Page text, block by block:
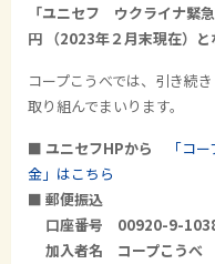
「ユニセフ ウクライナ
円 （2023年２月末現在）と
コープこうべでは、引き続
取り組んでまいります。
■ ユニセフHPから
「コ
金」はこちら
■ 郵便振込
口座番号 00920-9-
加入者名 コープこうべ